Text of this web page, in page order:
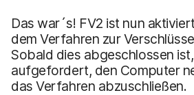
Das war´s! FV2 ist nun
dem Verfahren zur
Sobald dies abgeschlossen
aufgefordert, den Computer
das Verfahren abzuschließen.